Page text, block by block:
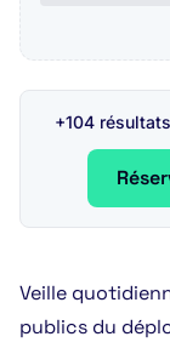
+104
Veille
publics du